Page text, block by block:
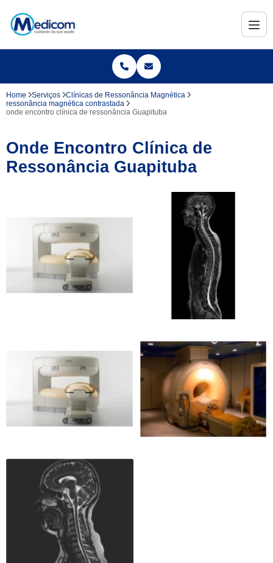
Home Serviços
Clínicas de Ressonância Magnética
ressonância magnética contrastada
onde encontro clínica de ressonância Guapituba
Onde Encontro Clínica de
Ressonância Guapituba